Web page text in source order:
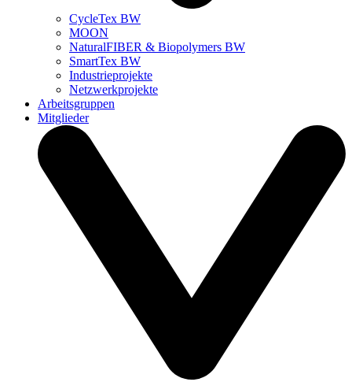
CycleTex BW
MOON
NaturalFIBER & Biopolymers BW
SmartTex BW
Industrieprojekte
Netzwerkprojekte
Arbeitsgruppen
Mitglieder